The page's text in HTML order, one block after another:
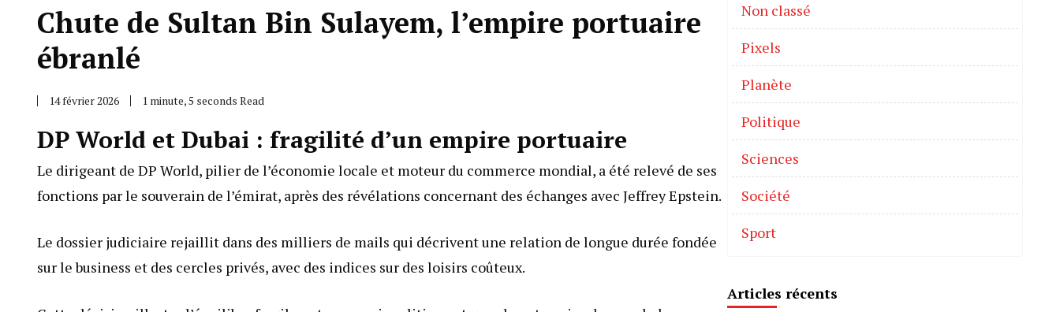
Chute de Sultan Bin Sulayem, l’empire portuaire
ébranlé
14 février 2026 1 minute, 5 seconds Read
DP World et Dubai : fragilité d’un empire portuaire
Le dirigeant de DP World, pilier de l’économie locale et moteur du commerce mondial, a été relevé de ses
fonctions par le souverain de l’émirat, après des révélations concernant des échanges avec Jeffrey Epstein.
Le dossier judiciaire rejaillit dans des milliers de mails qui décrivent une relation de longue durée fondée
sur le business et des cercles privés, avec des indices sur des loisirs coûteux.
Non classé
Pixels
Planète
Politique
Sciences
Société
Sport
Articles récents